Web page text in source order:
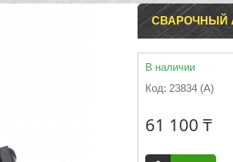
СВАРОЧНЫЙ
В наличии
Код: 23834 (А)
61 100 ₸